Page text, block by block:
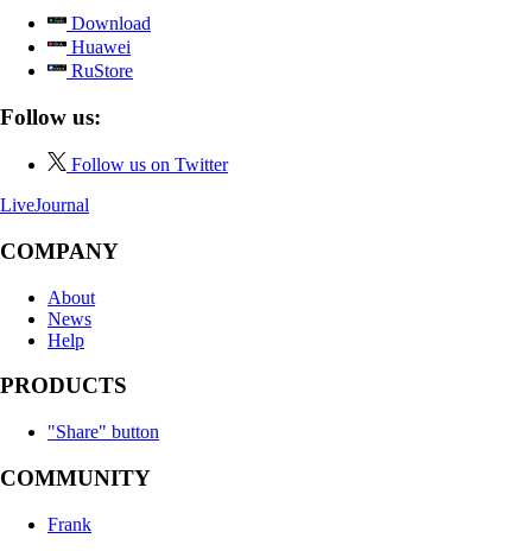
Download
Huawei
RuStore
Follow us:
Follow us on Twitter
LiveJournal
COMPANY
About
News
Help
PRODUCTS
"Share" button
COMMUNITY
Frank